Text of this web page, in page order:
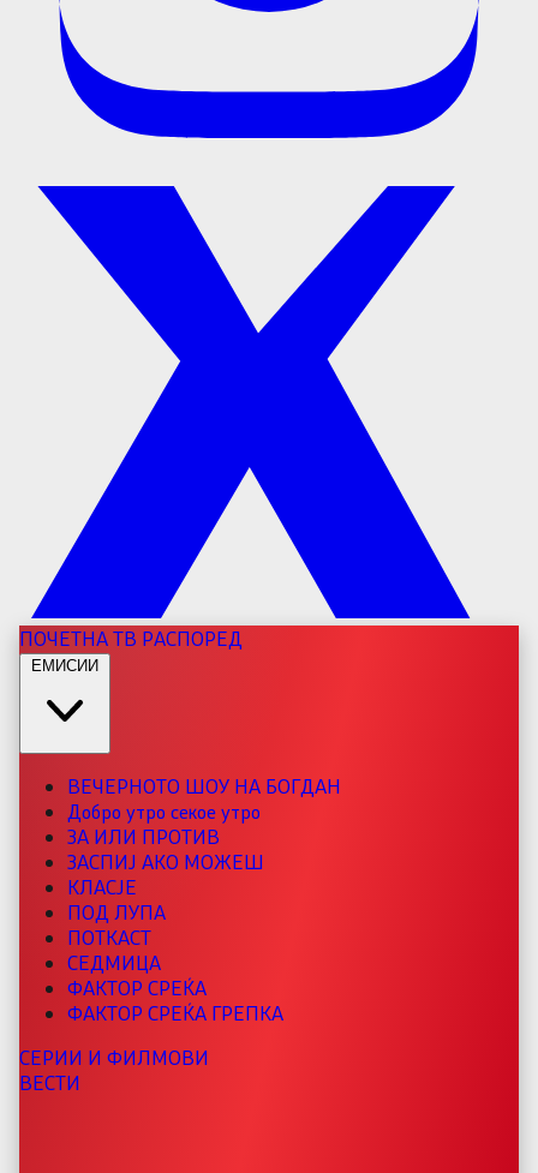
ПОЧЕТНАТВ РАСПОРЕД
ЕМИСИИ
ВЕЧЕРНОТО ШОУ НА БОГДАН
Добро утро секое утро
ЗА ИЛИ ПРОТИВ
ЗАСПИЈ АКО МОЖЕШ
КЛАСЈЕ
ПОД ЛУПА
ПОТКАСТ
СЕДМИЦА
ФАКТОР СРЕЌА
ФАКТОР СРЕЌА ГРЕПКА
СЕРИИ И ФИЛМОВИ
ВЕСТИ